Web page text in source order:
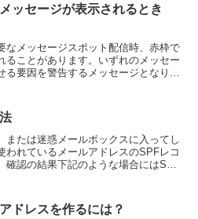
ッセージが表示されるとき
なメッセージスポット配信時、赤枠で
ることがあります。いずれのメッセー
要因を警告するメッセージとなりま
または迷惑メールボックスに入ってし
われているメールアドレスのSPFレコ
確認の結果下記のような場合にはSPF
ドレスを作るには？